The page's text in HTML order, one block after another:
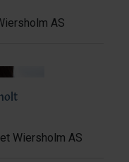
AS
Wiersholm AS